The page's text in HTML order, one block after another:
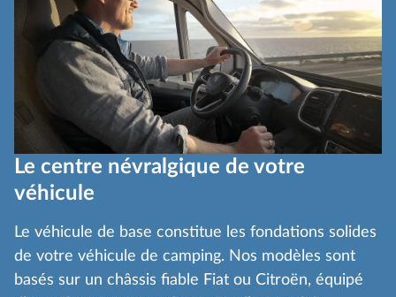
Le centre névralgique de votre
véhicule
Le véhicule de base constitue les fondations solides
de votre véhicule de camping. Nos modèles sont
basés sur un châssis fiable Fiat ou Citroën, équipé